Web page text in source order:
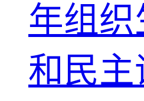
年组
和民主